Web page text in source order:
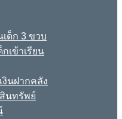
เด็ก 3 ขวบ
เข้าเรียน
นฝากคลัง
นทรัพย์